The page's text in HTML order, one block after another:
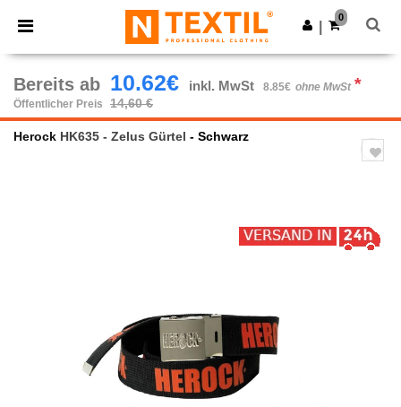
× Ntextil App
Bessere Preise in der App!
App holen
0
Bereits ab 10.62€ inkl. MwSt 8.85€ ohne MwSt *
Öffentlicher Preis 14,60 €
Herock HK635 - Zelus Gürtel - Schwarz